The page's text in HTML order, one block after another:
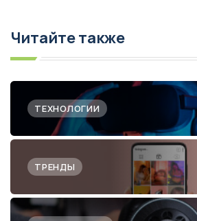
Читайте также
ТЕХНОЛОГИИ
ТРЕНДЫ